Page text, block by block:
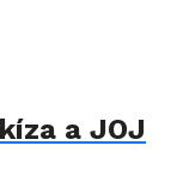
a JOJ